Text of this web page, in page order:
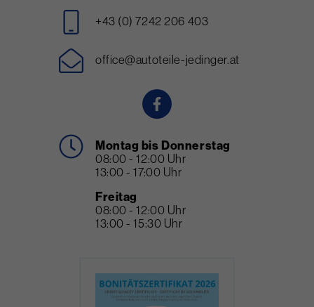
+43 (0) 7242 206 403
office@autoteile-jedinger.at
Montag bis Donnerstag
08:00 - 12:00 Uhr
13:00 - 17:00 Uhr
Freitag
08:00 - 12:00 Uhr
13:00 - 15:30 Uhr